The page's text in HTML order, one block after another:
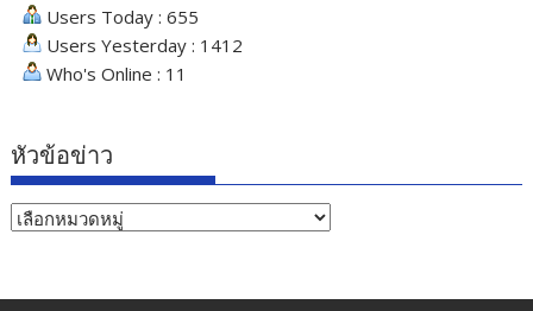
Users Today : 655
Users Yesterday : 1412
Who's Online : 11
หัวข้อข่าว
หัวข้อ